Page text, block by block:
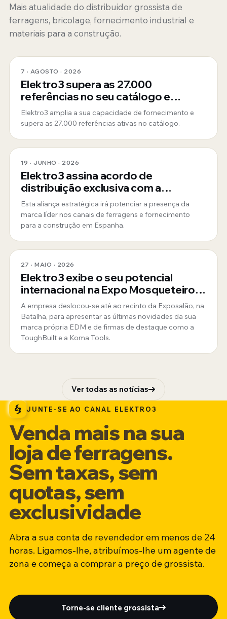
Mais atualidade do distribuidor grossista de
ferragens, bricolage, fornecimento industrial e
materiais para a construção.
7 · AGOSTO · 2026
Elektro3 supera as 27.000
referências no seu catálogo e
consolida-se como fornecedor
global 360º
Elektro3 amplia a sua capacidade de fornecimento e
supera as 27.000 referências ativas no catálogo.
19 · JUNHO · 2026
Elektro3 assina acordo de
distribuição exclusiva com a
ToughBuilt
Esta aliança estratégica irá potenciar a presença da
marca líder nos canais de ferragens e fornecimento
para a construção em Espanha.
27 · MAIO · 2026
Elektro3 exibe o seu potencial
internacional na Expo Mosqueteiros
em Portugal
A empresa deslocou-se até ao recinto da Exposalão, na
Batalha, para apresentar as últimas novidades da sua
marca própria EDM e de firmas de destaque como a
ToughBuilt e a Koma Tools.
Ver todas as notícias
JUNTE-SE AO CANAL ELEKTRO3
Venda mais na sua
loja de ferragens.
Sem taxas, sem
quotas, sem
exclusividade
Abra a sua conta de revendedor em menos de 24
horas. Ligamos-lhe, atribuímos-lhe um agente de
zona e começa a comprar a preço de grossista.
Torne-se cliente grossista